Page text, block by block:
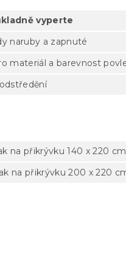
vyperte
naruby a zapnuté
materiál a barevnost
na přikrývku 140 x 220
na přikrývku 200 x 220